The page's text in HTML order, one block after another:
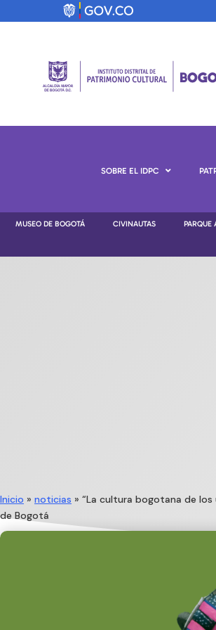
SOBRE EL IDPC
MUSEO DE BOGOTÁ CIVINAUTAS PARQUE
Inicio » noticias » “La cultura bogotana de
de Bogotá